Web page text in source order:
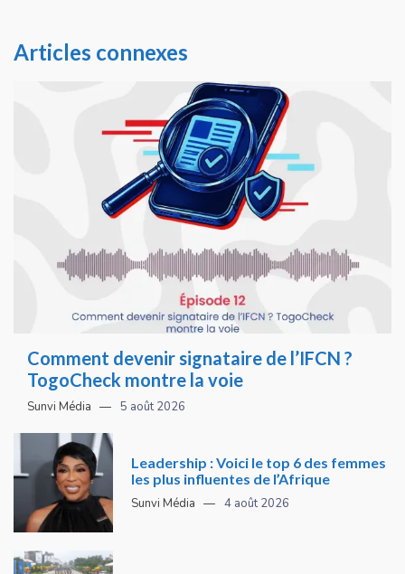
Articles connexes
Comment devenir signataire de l’IFCN ?
TogoCheck montre la voie
Sunvi Média 5 août 2026
Leadership : Voici le top 6 des femmes
les plus influentes de l’Afrique
Sunvi Média 4 août 2026